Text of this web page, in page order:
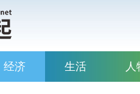
经济 生活 人